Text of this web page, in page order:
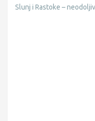
Slunj i Rastoke –